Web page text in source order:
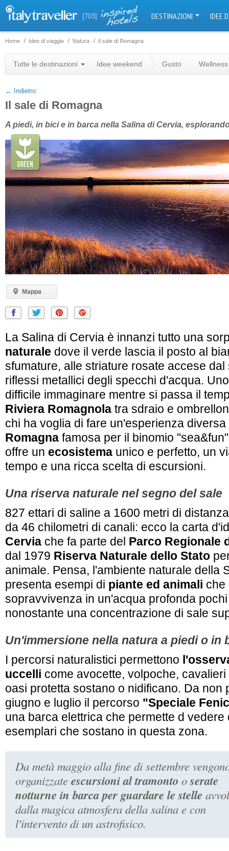
[703] DESTINAZIONI IDEE
Home Idee di viaggio Natura Il sale di Romagna
Tutte le destinazioni Idee weekend Gusto Wellness
← Indietro
Il sale di Romagna
A piedi, in bici e in barca nella Salina di Cervia,
Mappa
+
−
La Salina di Cervia è innanzi tutto una
naturale dove il verde lascia il posto al
sfumature, alle striature rosate accese dal
riflessi metallici degli specchi d'acqua.
difficile immaginare mentre si passa il
Riviera Romagnola tra sdraio e
chi ha voglia di fare un'esperienza
Romagna famosa per il binomio
offre un ecosistema unico e perfetto, un
tempo e una ricca scelta di escursioni.
Una riserva naturale nel segno del sale
827 ettari di saline a 1600 metri di
da 46 chilometri di canali: ecco la carta
Cervia che fa parte del Parco Regionale
dal 1979 Riserva Naturale dello Stato
animale. Pensa, l'ambiente naturale della
presenta esempi di piante ed animali che
sopravvivenza in un'acqua profonda
nonostante una concentrazione di sale
Un'immersione nella natura a piedi o in
I percorsi naturalistici permettono
uccelli come avocette, volpoche,
oasi protetta sostano o nidificano. Da non
giugno e luglio il percorso "Speciale
una barca elettrica che permette d vedere
esemplari che sostano in questa zona.
Da metà maggio alla fine di settembre
organizzate escursioni al tramonto oserate
notturne in barca per guardare le stelle
dalla magica atmosfera della salina e con
l'intervento di un astrofisico.